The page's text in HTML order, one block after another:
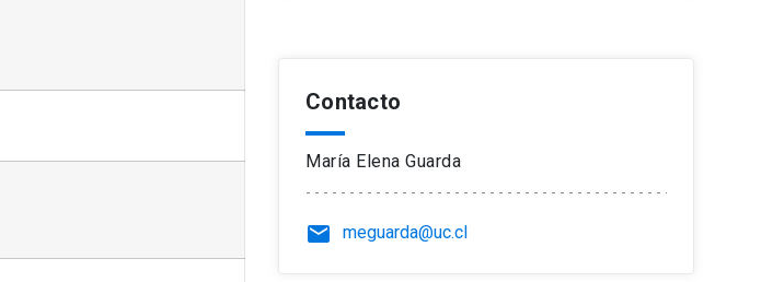
Contacto
María Elena Guarda
email meguarda@uc.cl